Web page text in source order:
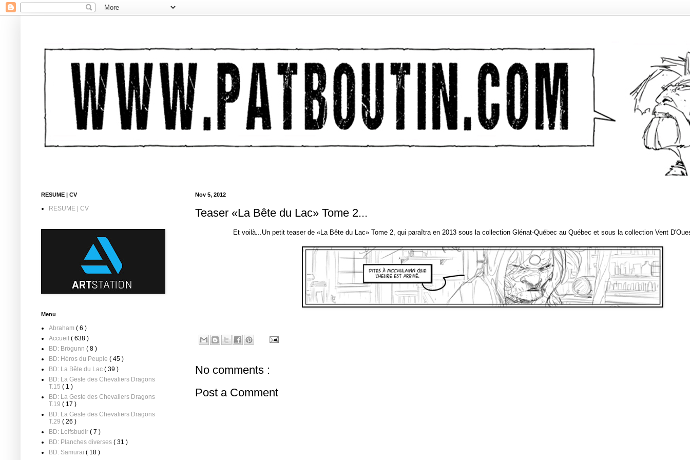
Nov 5, 2012
Teaser «La Bête du Lac» Tome 2...
Et voilà...Un petit teaser de «La Bête du Lac» Tome 2, qui paraîtra en 2013 sous la collection Glénat-Québec au Québec et sous la collection Vent
No comments :
Post a Comment
RESUME | CV
RESUME | CV
Menu
Abraham ( 6 )
Accueil ( 638 )
BD: Brögunn ( 8 )
BD: Héros du Peuple ( 45 )
BD: La Bête du Lac ( 39 )
BD: La Geste des Chevaliers Dragons
T.15 ( 1 )
BD: La Geste des Chevaliers Dragons
T.19 ( 17 )
BD: La Geste des Chevaliers Dragons
T.29 ( 26 )
BD: Leifsbudir ( 7 )
BD: Planches diverses ( 31 )
BD: Samurai ( 18 )